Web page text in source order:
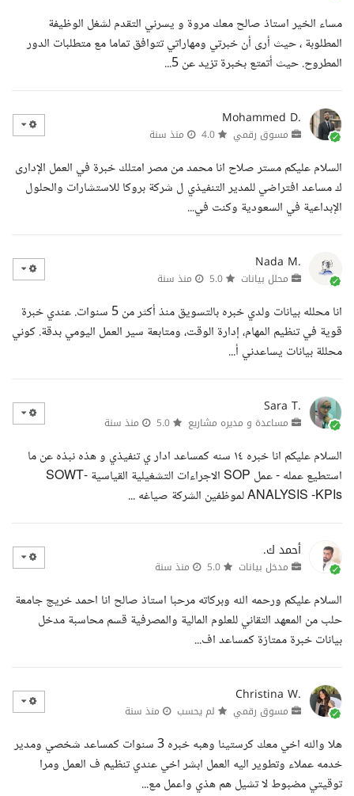
مساء الخير استاذ صالح معك مروة و يسرني التقدم لشغل الوظيفة
المطلوبة ، حيث أرى أن خبرتي ومهاراتي تتوافق تماما مع متطلبات الدور
المطروح. حيث أتمتع بخبرة تزيد عن 5...
Mohammed D.
مسوق رقمي منذ سنة
السلام عليكم مستر صلاح انا محمد من مصر امتلك خبرة في العمل الإدارى
ك مساعد افتراضي للمدير التنفيذي ل شركة بروكا للاستشارات والحلول
الإبداعية في السعودية وكنت في...
Nada M.
محلل بيانات منذ سنة
انا محلله بيانات ولدي خبره بالتسويق منذ أكثر من 5 سنوات. عندي خبرة
قوية في تنظيم المهام، إدارة الوقت، ومتابعة سير العمل اليومي بدقة. كوني
محللة بيانات يساعدني أ...
Sara T.
مساعدة و مديره مشاريع منذ سنة
السلام عليكم انا خبره ١٤ سنه كمساعد ادار ي تنفيذي و هذه نبذه عن ما
استطيع عمله - عمل SOP الاجراءات التشغيلية القياسية -SOWT
ANALYSIS -KPIs لموظفين الشركة صياغه ...
أحمد ك.
مدخل بيانات منذ سنة
السلام عليكم ورحمه الله وبركاته مرحبا استاذ صالح انا احمد خريج جامعة
حلب من المعهد التقاني للعلوم المالية والمصرفية قسم محاسبة مدخل
بيانات خبرة ممتازة كمساعد اف...
Christina W.
مسوق رقمي لم يحسب منذ سنة
هلا والله اخي معك كرستينا وهبه خبره 3 سنوات كمساعد شخصي ومدير
خدمه عملاء وتطوير اليه العمل ابشر اخي عندي تنظيم ف العمل ومرا
توقيتي مضبوط لا تشيل هم هذي واعمل مع...